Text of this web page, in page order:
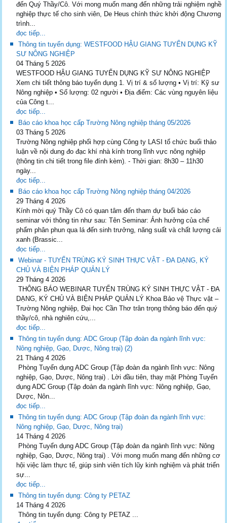
đến Quý Thầy/Cô. Với mong muốn mang đến những trải nghiệm nghề
nghiệp thực tế cho sinh viên, De Heus chính thức khởi động Chương
trình...
đọc tiếp...
Thông tin tuyển dụng: WESTFOOD HẬU GIANG TUYỂN DỤNG KỸ
SƯ NÔNG NGHIỆP
04 Tháng 5 2026
WESTFOOD HẬU GIANG TUYỂN DỤNG KỸ SƯ NÔNG NGHIỆP
Xem chi tiết thông báo tuyển dụng 1. Vị trí & số lượng • Vị trí: Kỹ sư
Nông nghiệp • Số lượng: 02 người • Địa điểm: Các vùng nguyên liệu
của Công t...
đọc tiếp...
Báo cáo khoa học cấp Trường Nông nghiệp tháng 05/2026
03 Tháng 5 2026
Trường Nông nghiệp phối hợp cùng Công ty LASI tổ chức buổi thảo
luận về nội dung đo đạc khí nhà kính trong lĩnh vực nông nghiệp
(thông tin chi tiết trong file đính kèm). - Thời gian: 8h30 – 11h30
ngày...
đọc tiếp...
Báo cáo khoa học cấp Trường Nông nghiệp tháng 04/2026
29 Tháng 4 2026
Kính mời quý Thầy Cô có quan tâm đến tham dự buổi báo cáo
seminar với thông tin như sau: Tên Seminar: Ảnh hưởng của chế
phẩm phân phun qua lá đến sinh trưởng, năng suất và chất lượng cải
xanh (Brassic...
đọc tiếp...
Webinar - TUYẾN TRÙNG KÝ SINH THỰC VẬT - ĐA DẠNG, KÝ
CHỦ VÀ BIỆN PHÁP QUẢN LÝ
29 Tháng 4 2026
THÔNG BÁO WEBINAR TUYẾN TRÙNG KÝ SINH THỰC VẬT - ĐA
DẠNG, KÝ CHỦ VÀ BIỆN PHÁP QUẢN LÝ Khoa Bảo vệ Thực vật –
Trường Nông nghiệp, Đại học Cần Thơ trân trọng thông báo đến quý
thầy/cô, nhà nghiên cứu,...
đọc tiếp...
Thông tin tuyển dụng: ADC Group (Tập đoàn đa ngành lĩnh vực:
Nông nghiệp, Gạo, Dược, Nông trại) (2)
21 Tháng 4 2026
Phòng Tuyển dụng ADC Group (Tập đoàn đa ngành lĩnh vực: Nông
nghiệp, Gạo, Dược, Nông trại) . Lời đầu tiên, thay mặt Phòng Tuyển
dụng ADC Group (Tập đoàn đa ngành lĩnh vực: Nông nghiệp, Gạo,
Dược, Nôn...
đọc tiếp...
Thông tin tuyển dụng: ADC Group (Tập đoàn đa ngành lĩnh vực:
Nông nghiệp, Gạo, Dược, Nông trại)
14 Tháng 4 2026
Phòng Tuyển dụng ADC Group (Tập đoàn đa ngành lĩnh vực: Nông
nghiệp, Gạo, Dược, Nông trại) . Với mong muốn mang đến những cơ
hội việc làm thực tế, giúp sinh viên tích lũy kinh nghiệm và phát triển
sự...
đọc tiếp...
Thông tin tuyển dụng: Công ty PETAZ
14 Tháng 4 2026
Thông tin tuyển dụng: Công ty PETAZ ...